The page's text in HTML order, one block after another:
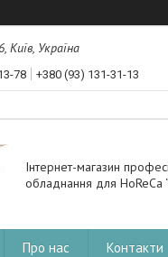
Київ, Україна
78 +380 (93) 131-31-13
Інтернет-магазин
обладнання для HoReCa
Про нас Контакти